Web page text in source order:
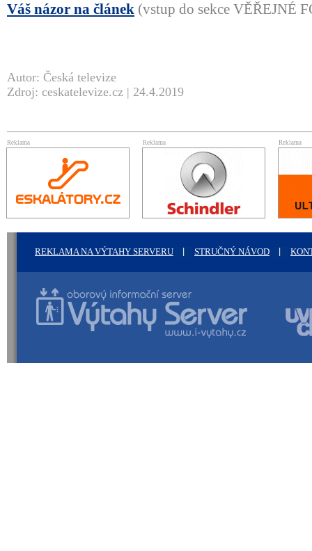
Váš názor na článek (vstup do sekce VĚŘEJNÉ
Autor: Česká televize
Zdroj: ceskatelevize.cz | 24.4.2019
Reklama Reklama Reklama
REKLAMA NA VÝTAHY SERVERU STRUČNÝ NÁVOD